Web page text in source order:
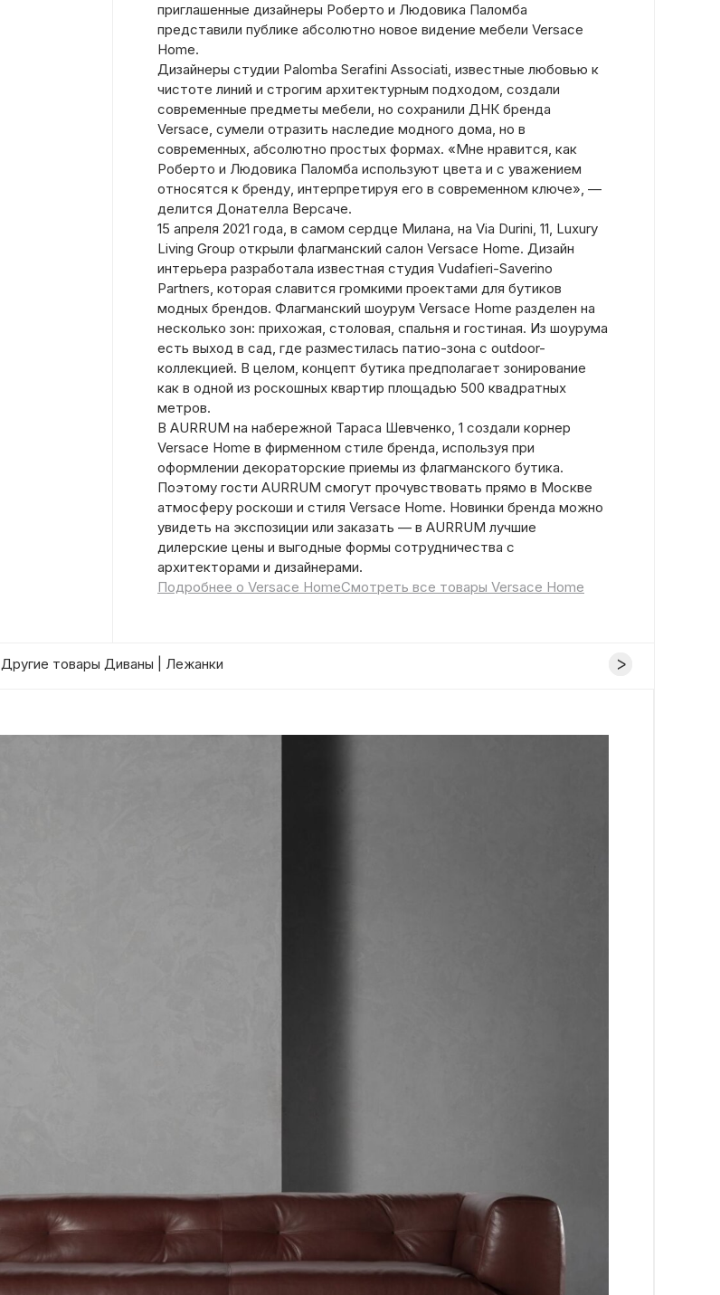
приглашенные дизайнеры Роберто и Людовика Паломба
представили публике абсолютно новое видение мебели Versace
Home.
Дизайнеры студии Palomba Serafini Associati, известные любовью к
чистоте линий и строгим архитектурным подходом, создали
современные предметы мебели, но сохранили ДНК бренда
Versace, сумели отразить наследие модного дома, но в
современных, абсолютно простых формах. «Мне нравится, как
Роберто и Людовика Паломба используют цвета и с уважением
относятся к бренду, интерпретируя его в современном ключе», —
делится Донателла Версаче.
15 апреля 2021 года, в самом сердце Милана, на Via Durini, 11, Luxury
Living Group открыли флагманский салон Versace Home. Дизайн
интерьера разработала известная студия Vudafieri-Saverino
Partners, которая славится громкими проектами для бутиков
модных брендов. Флагманский шоурум Versace Home разделен на
несколько зон: прихожая, столовая, спальня и гостиная. Из шоурума
есть выход в сад, где разместилась патио-зона с outdoor-
коллекцией. В целом, концепт бутика предполагает зонирование
как в одной из роскошных квартир площадью 500 квадратных
метров.
В AURRUM на набережной Тараса Шевченко, 1 создали корнер
Versace Home в фирменном стиле бренда, используя при
оформлении декораторские приемы из флагманского бутика.
Поэтому гости AURRUM смогут прочувствовать прямо в Москве
атмосферу роскоши и стиля Versace Home. Новинки бренда можно
увидеть на экспозиции или заказать — в AURRUM лучшие
дилерские цены и выгодные формы сотрудничества с
архитекторами и дизайнерами.
Подробнее о Versace HomeСмотреть все товары Versace Home
Другие товары Диваны | Лежанки